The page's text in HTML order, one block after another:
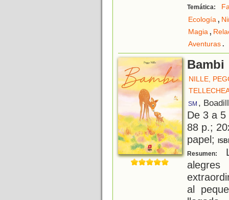
Temática:
Ecología,
Magia,
Aventuras.
Bambi
NILLE,
SM ,
De 3 a
88 p.;
papel;
Resumen:
al